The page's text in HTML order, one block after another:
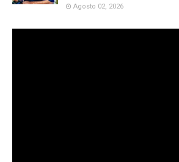
Agosto 02, 2026